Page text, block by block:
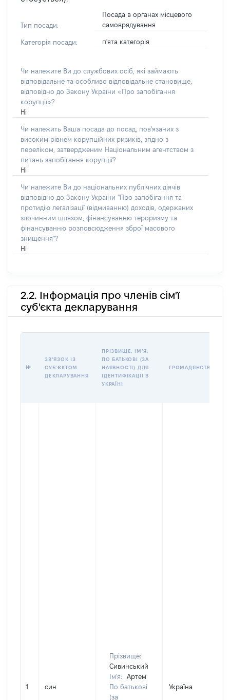
Тип посади:
Посада в органах місцевого
самоврядування
Категорія посади: п'ята категорія
Чи належите Ви до службових осіб, які займають
відповідальне та особливо відповідальне становище,
відповідно до Закону України «Про запобігання
корупції»?
Ні
Чи належить Ваша посада до посад, пов'язаних з
високим рівнем корупційних ризиків, згідно з
переліком, затвердженим Національним агентством з
питань запобігання корупції?
Ні
Чи належите Ви до національних публічних діячів
відповідно до Закону України "Про запобігання та
протидію легалізації (відмиванню) доходів, одержаних
злочинним шляхом, фінансуванню тероризму та
фінансуванню розповсюдження зброї масового
знищення"?
Ні
2.2. Інформація про членів сім'ї
суб'єкта декларування
№
ЗВʼЯЗОК ІЗ
СУБʼЄКТОМ
ДЕКЛАРУВАННЯ
ПРІЗВИЩЕ, ІМʼЯ,
ПО БАТЬКОВІ (ЗА
НАЯВНОСТІ) ДЛЯ
ІДЕНТИФІКАЦІЇ В
УКРАЇНІ
ГРОМАДЯНСТВО
1 син
Прізвище:
Сивинський
Ім'я:
Артем
По батькові
(за
Україна